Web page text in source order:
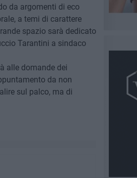
da argomenti di eco
a temi di carattere
spazio sarà dedicato
Tarantini a sindaco
alle domande dei
da non
sul palco, ma di